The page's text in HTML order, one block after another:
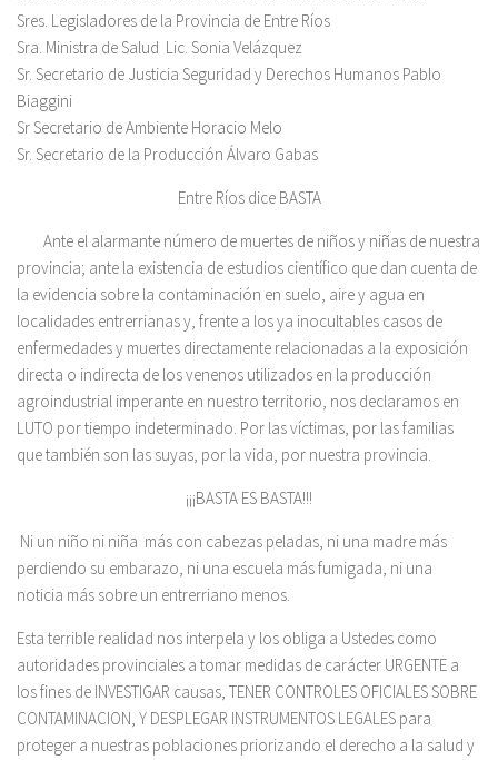
Sres. Legisladores de la Provincia de Entre Ríos
Sra. Ministra de Salud Lic. Sonia Velázquez
Sr. Secretario de Justicia Seguridad y Derechos Humanos Pablo
Biaggini
Sr Secretario de Ambiente Horacio Melo
Sr. Secretario de la Producción Álvaro Gabas
Entre Ríos dice BASTA
Ante el alarmante número de muertes de niños y niñas de nuestra
provincia; ante la existencia de estudios científico que dan cuenta de
la evidencia sobre la contaminación en suelo, aire y agua en
localidades entrerrianas y, frente a los ya inocultables casos de
enfermedades y muertes directamente relacionadas a la exposición
directa o indirecta de los venenos utilizados en la producción
agroindustrial imperante en nuestro territorio, nos declaramos en
LUTO por tiempo indeterminado. Por las víctimas, por las familias
que también son las suyas, por la vida, por nuestra provincia.
¡¡¡BASTA ES BASTA!!!
Ni un niño ni niña más con cabezas peladas, ni una madre más
perdiendo su embarazo, ni una escuela más fumigada, ni una
noticia más sobre un entrerriano menos.
Esta terrible realidad nos interpela y los obliga a Ustedes como
autoridades provinciales a tomar medidas de carácter URGENTE a
los fines de INVESTIGAR causas, TENER CONTROLES OFICIALES SOBRE
CONTAMINACION, Y DESPLEGAR INSTRUMENTOS LEGALES para
proteger a nuestras poblaciones priorizando el derecho a la salud y